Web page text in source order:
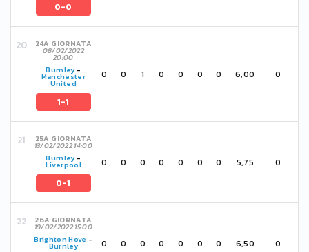
0-0
24A GIORNATA
08/02/2022
20:00
Burnley-
Manchester
United
1-1
0 0 1 0 0 0 0 6,00 0
25A GIORNATA
13/02/2022 14:00
Burnley-
Liverpool
0-1
0 0 0 0 0 0 0 5,75 0
26A GIORNATA
19/02/2022 15:00
Brighton Hove -
Burnley 0 0 0 0 0 0 0 6,50 0